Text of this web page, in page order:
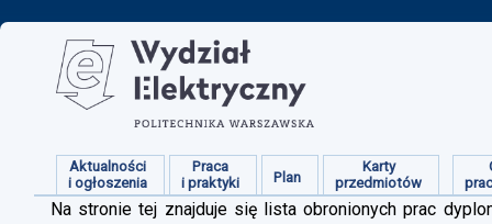
Aktualności
i ogłoszenia
Praca
i praktyki
Plan
Karty
przedmiotów
Na stronie tej znajduje się lista obronionych prac